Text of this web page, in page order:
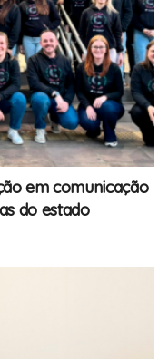
em comunicação
do estado